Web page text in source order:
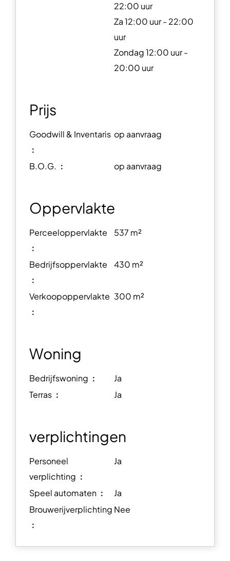
22:00 uur
Za 12:00 uur - 22:00
uur
Zondag 12:00 uur -
20:00 uur
Prijs
Goodwill & Inventaris
︰
op aanvraag
B.O.G. ︰ op aanvraag
Oppervlakte
Perceeloppervlakte
︰
537 m²
Bedrijfsoppervlakte
︰
430 m²
Verkoopoppervlakte
︰
300 m²
Woning
Bedrijfswoning ︰
Ja
Terras ︰
Ja
verplichtingen
Personeel
verplichting ︰
Ja
Speel automaten ︰
Ja
Brouwerijverplichting
︰
Nee